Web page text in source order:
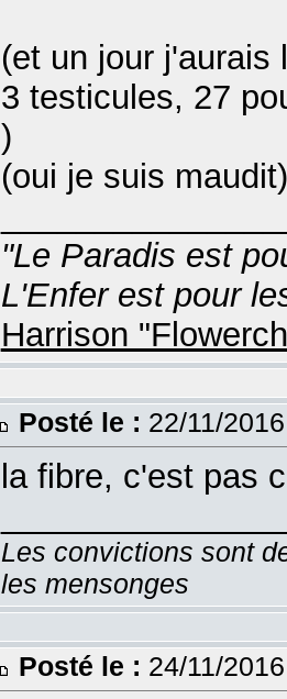
(et un jour j'aurais
3 testicules, 27
)
(oui je suis maudit)
"Le Paradis est
L'Enfer est pour
Harrison
Posté le : 22/11/
la fibre, c'est pas
Les convictions sont
les mensonges
Posté le : 24/11/